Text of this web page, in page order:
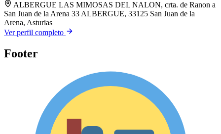
ALBERGUE LAS MIMOSAS DEL NALON, crta. de Ranon a
San Juan de la Arena 33 ALBERGUE, 33125 San Juan de la
Arena, Asturias
Ver perfil completo
Footer